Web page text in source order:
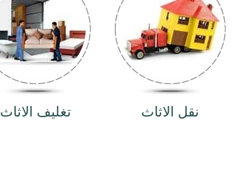
تغليف الاثاث نقل الاثاث